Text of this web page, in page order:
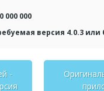
000 000
версия 4.0.3 или
-